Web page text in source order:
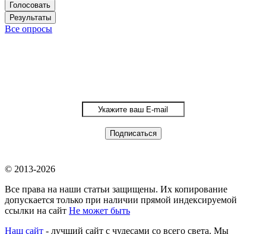
Голосовать
Результаты
Все опросы
© 2013-2026
Все права на наши статьи защищены. Их копирование
допускается только при наличии прямой индексируемой
ссылки на сайт Не может быть
Наш сайт - лучший сайт с чудесами со всего света. Мы